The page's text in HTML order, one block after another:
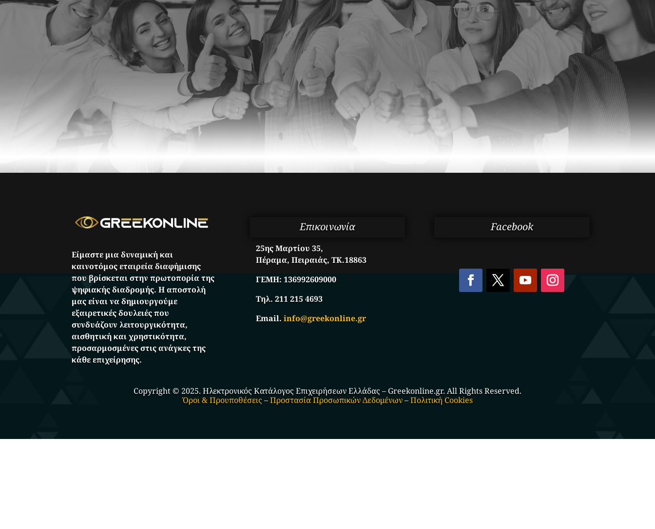
Είμαστε μια δυναμική και
καινοτόμος εταιρεία διαφήμισης
που βρίσκεται στην πρωτοπορία της
ψηφιακής διαδρομής. Η αποστολή
μας είναι να δημιουργούμε
εξαιρετικές δουλειές που
συνδυάζουν λειτουργικότητα,
αισθητική και χρηστικότητα,
προσαρμοσμένες στις ανάγκες της
κάθε επιχείρησης.
Επικοινωνία
25ης Μαρτίου 35,
Πέραμα, Πειραιάς, ΤΚ.18863
ΓΕΜΗ:136992609000
Τηλ. 211 215 4693
Email.info@greekonline.gr
Facebook
Copyright © 2025. Ηλεκτρονικός Κατάλογος Επιχειρήσεων Ελλάδας – Greekonline.gr. All Rights Reserved.
Όροι & Προυποθέσεις –Προστασία Προσωπικών Δεδομένων–Πολιτική Cookies